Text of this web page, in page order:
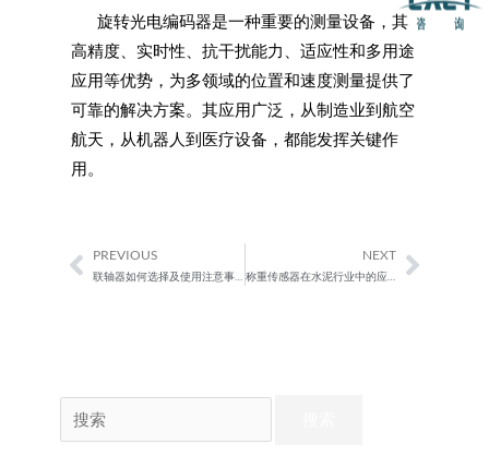
旋转光电编码器是一种重要的测量设备，其
高精度、实时性、抗干扰能力、适应性和多用途
应用等优势，为多领域的位置和速度测量提供了
可靠的解决方案。其应用广泛，从制造业到航空
航天，从机器人到医疗设备，都能发挥关键作
用。
Prev
PREVIOUS NEXT
称重传感器在水泥行业中的应用 Next
索：